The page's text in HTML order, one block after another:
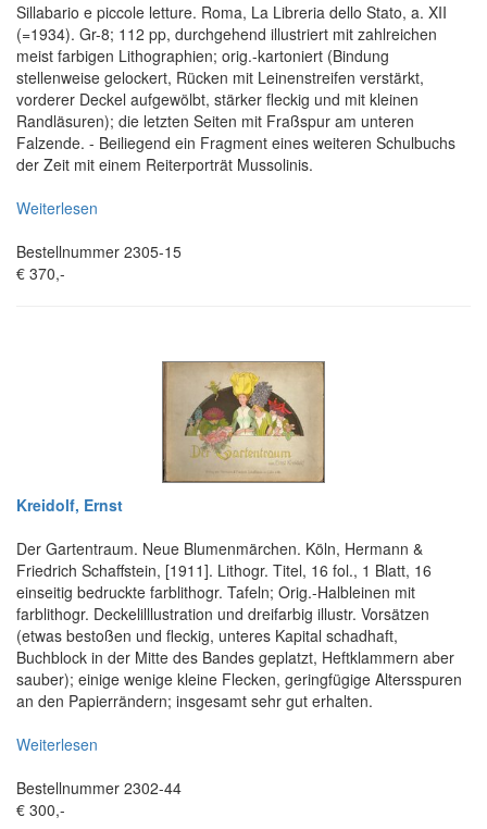
Sillabario e piccole letture. Roma, La Libreria dello Stato, a. XII
(=1934). Gr-8; 112 pp, durchgehend illustriert mit zahlreichen
meist farbigen Lithographien; orig.-kartoniert (Bindung
stellenweise gelockert, Rücken mit Leinenstreifen verstärkt,
vorderer Deckel aufgewölbt, stärker fleckig und mit kleinen
Randläsuren); die letzten Seiten mit Fraßspur am unteren
Falzende. - Beiliegend ein Fragment eines weiteren Schulbuchs
der Zeit mit einem Reiterporträt Mussolinis.
Weiterlesen
Bestellnummer 2305-15
€ 370,-
Kreidolf, Ernst
Der Gartentraum. Neue Blumenmärchen. Köln, Hermann &
Friedrich Schaffstein, [1911]. Lithogr. Titel, 16 fol., 1 Blatt, 16
einseitig bedruckte farblithogr. Tafeln; Orig.-Halbleinen mit
farblithogr. Deckelilllustration und dreifarbig illustr. Vorsätzen
(etwas bestoßen und fleckig, unteres Kapital schadhaft,
Buchblock in der Mitte des Bandes geplatzt, Heftklammern aber
sauber); einige wenige kleine Flecken, geringfügige Altersspuren
an den Papierrändern; insgesamt sehr gut erhalten.
Weiterlesen
Bestellnummer 2302-44
€ 300,-